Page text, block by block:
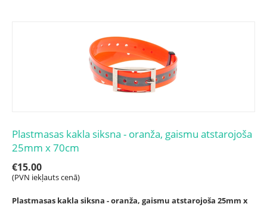
Plastmasas kakla siksna - oranža, gaismu atstarojoša
25mm x 70cm
€15.00
(PVN iekļauts cenā)
Plastmasas kakla siksna - oranža, gaismu atstarojoša 25mm x